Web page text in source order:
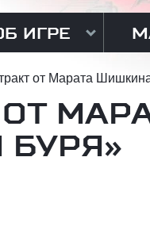
ИГРЕ
от Марата
ОТ
БУРЯ»